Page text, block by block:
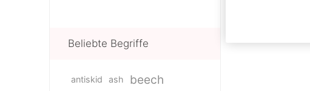
Beliebte Begriffe
antiskid ash beech